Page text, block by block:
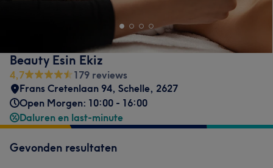
Beauty Esin Ekiz
4,7
179 reviews
Frans Cretenlaan 94, Schelle, 2627
Open Morgen: 10:00 - 16:00
Daluren en last-minute
Gevonden resultaten